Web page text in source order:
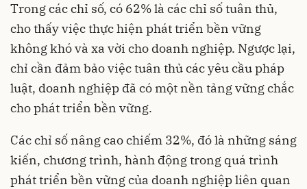
Trong các chỉ số, có 62% là các chỉ số tuân thủ,
cho thấy việc thực hiện phát triển bền vững
không khó và xa vời cho doanh nghiệp. Ngược lại,
chỉ cần đảm bảo việc tuân thủ các yêu cầu pháp
luật, doanh nghiệp đã có một nền tảng vững chắc
cho phát triển bền vững.
Các chỉ số nâng cao chiếm 32%, đó là những sáng
kiến, chương trình, hành động trong quá trình
phát triển bền vững của doanh nghiệp liên quan